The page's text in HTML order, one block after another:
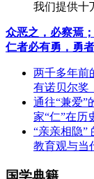
我们提供十
众恶之，必察焉
仁者必有勇，勇
两千多年前
有诺贝尔奖
通往“兼爱”
家“仁”在历
“亲亲相隐”
教育观与当
国学典籍